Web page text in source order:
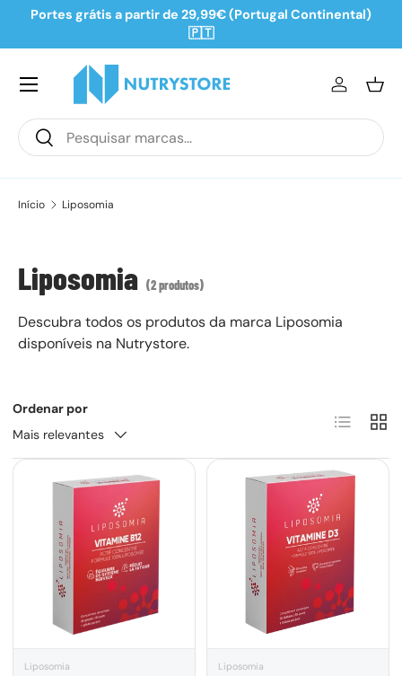
Portes grátis a partir de 29,99€ (Portugal Continental)
🇵🇹
Pesquisar
Pesquisar
Iniciar
Início Liposomia
Liposomia (2 produtos)
Descubra todos os produtos da marca Liposomia
disponíveis na Nutrystore.
Ordenar por
Mais relevantes
Lista
Liposomia Liposomia